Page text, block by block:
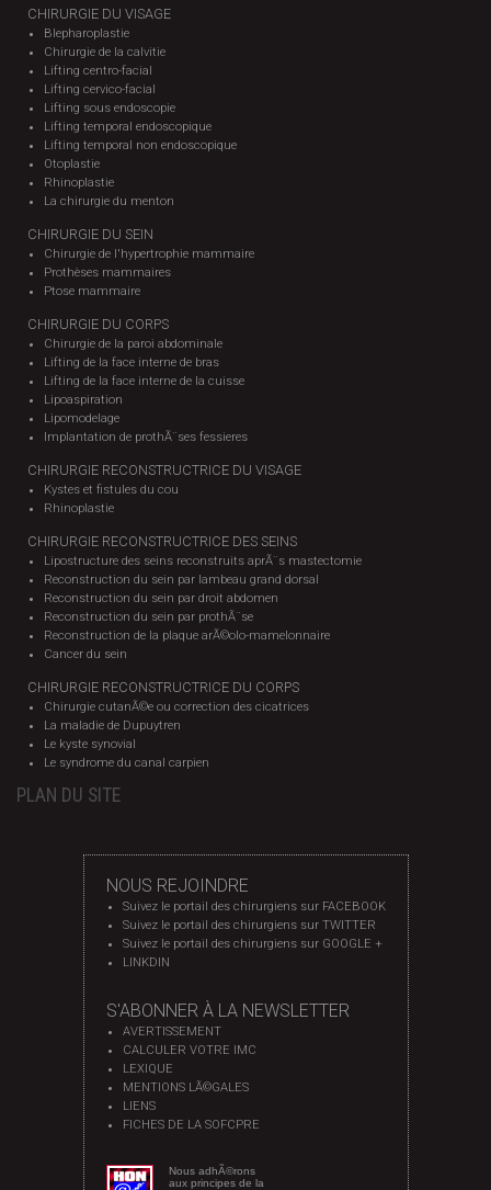
CHIRURGIE DU VISAGE
Blepharoplastie
Chirurgie de la calvitie
Lifting centro-facial
Lifting cervico-facial
Lifting sous endoscopie
Lifting temporal endoscopique
Lifting temporal non endoscopique
Otoplastie
Rhinoplastie
La chirurgie du menton
CHIRURGIE DU SEIN
Chirurgie de l'hypertrophie mammaire
Prothèses mammaires
Ptose mammaire
CHIRURGIE DU CORPS
Chirurgie de la paroi abdominale
Lifting de la face interne de bras
Lifting de la face interne de la cuisse
Lipoaspiration
Lipomodelage
Implantation de prothÃ¨ses fessieres
CHIRURGIE RECONSTRUCTRICE DU VISAGE
Kystes et fistules du cou
Rhinoplastie
CHIRURGIE RECONSTRUCTRICE DES SEINS
Lipostructure des seins reconstruits aprÃ¨s mastectomie
Reconstruction du sein par lambeau grand dorsal
Reconstruction du sein par droit abdomen
Reconstruction du sein par prothÃ¨se
Reconstruction de la plaque arÃ©olo-mamelonnaire
Cancer du sein
CHIRURGIE RECONSTRUCTRICE DU CORPS
Chirurgie cutanÃ©e ou correction des cicatrices
La maladie de Dupuytren
Le kyste synovial
Le syndrome du canal carpien
PLAN DU SITE
NOUS REJOINDRE
Suivez le portail des chirurgiens sur FACEBOOK
Suivez le portail des chirurgiens sur TWITTER
Suivez le portail des chirurgiens sur GOOGLE +
LINKDIN
S'ABONNER À LA NEWSLETTER
AVERTISSEMENT
CALCULER VOTRE IMC
LEXIQUE
MENTIONS LÃ©GALES
LIENS
FICHES DE LA SOFCPRE
Nous adhÃ©rons
aux principes de la